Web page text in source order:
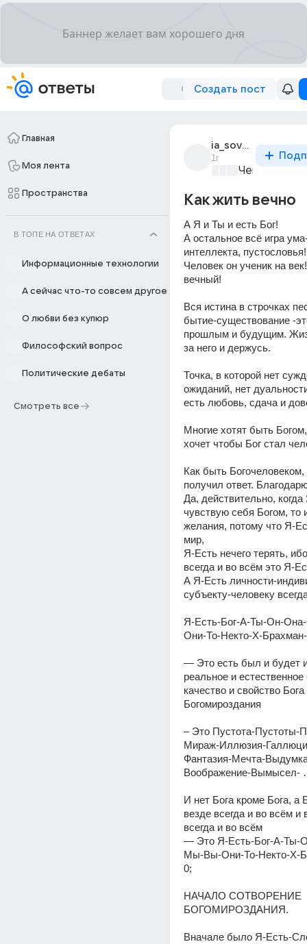
Создать пост
Главная
Моя лента
Пространства
В ТОПЕ НА ОТВЕТАХ
Информационные технологии
А сейчас что-то совсем другое
О любви без купюр
Философский вопрос
Политические дебаты
Смотреть все
ia_sovest_2
1г
Чем
Как жить вечно
А Я и Ты и есть Бог!
А остальное всё игра
интеллекта,
Человек он ученик на
вечный!
Вся истина в строчках
бытие-существование -
прошлым и будущим.
за него и держусь.
Точка, в которой нет
ожиданий, нет
есть любовь, сдача и
Многие хотят быть
хочет чтобы Бог стал
Как быть
получил ответ.
Да, действительно,
чувствую себя Богом, то
желания, потому что Я-
мир,
Я-Есть нечего терять,
всегда и во всём это Я-
А Я-Есть личности-
Я-Есть-Бог-А-Ты-Он-
Они-То-Некто-Х-
— Это есть был и будет
реальное и естественное
качество и свойство Бога
Богомироздания
– Это Пустота-Пустоты-
Мираж-Иллюзия-
Фантазия-Мечта-
Воображение-
И нет Бога кроме Бога, а
везде всегда и во всём и
всегда и во всём
— Это Я-Есть-Бог-А-Ты-
Мы-Вы-Они-То-Некто-Х-
0;
НАЧАЛО СОТВОРЕНИЕ
БОГОМИРОЗДАНИЯ.
Вначале было Я-Есть-